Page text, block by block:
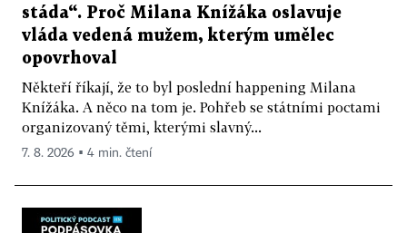
stáda“. Proč Milana Knížáka oslavuje
vláda vedená mužem, kterým umělec
opovrhoval
Někteří říkají, že to byl poslední happening Milana
Knížáka. A něco na tom je. Pohřeb se státními poctami
organizovaný těmi, kterými slavný...
7. 8. 2026 ▪ 4 min. čtení